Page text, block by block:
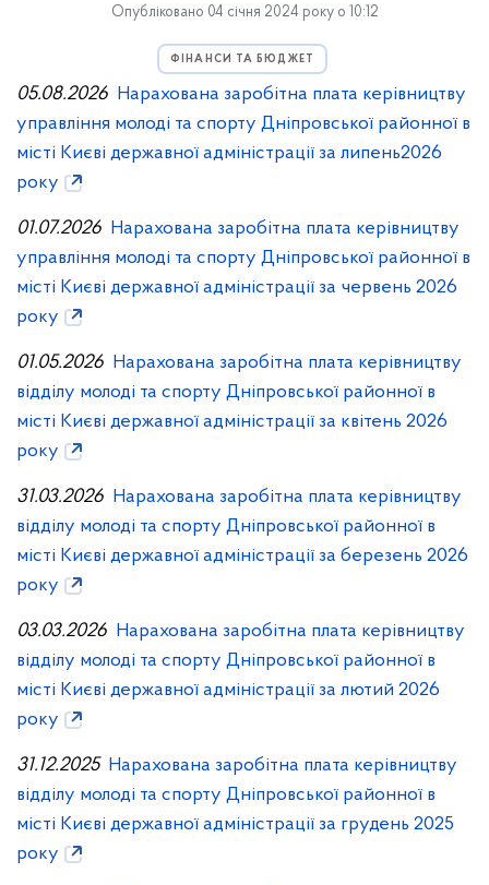
Опубліковано 04 січня 2024 року о 10:12
ФІНАНСИ ТА БЮДЖЕТ
05.08.2026 Нарахована заробітна плата керівництву
управління молоді та спорту Дніпровської районної в
місті Києві державної адміністрації за липень2026
року
01.07.2026 Нарахована заробітна плата керівництву
управління молоді та спорту Дніпровської районної в
місті Києві державної адміністрації за червень 2026
року
01.05.2026 Нарахована заробітна плата керівництву
відділу молоді та спорту Дніпровської районної в
місті Києві державної адміністрації за квітень 2026
року
31.03.2026 Нарахована заробітна плата керівництву
відділу молоді та спорту Дніпровської районної в
місті Києві державної адміністрації за березень 2026
року
03.03.2026 Нарахована заробітна плата керівництву
відділу молоді та спорту Дніпровської районної в
місті Києві державної адміністрації за лютий 2026
року
31.12.2025 Нарахована заробітна плата керівництву
відділу молоді та спорту Дніпровської районної в
місті Києві державної адміністрації за грудень 2025
року